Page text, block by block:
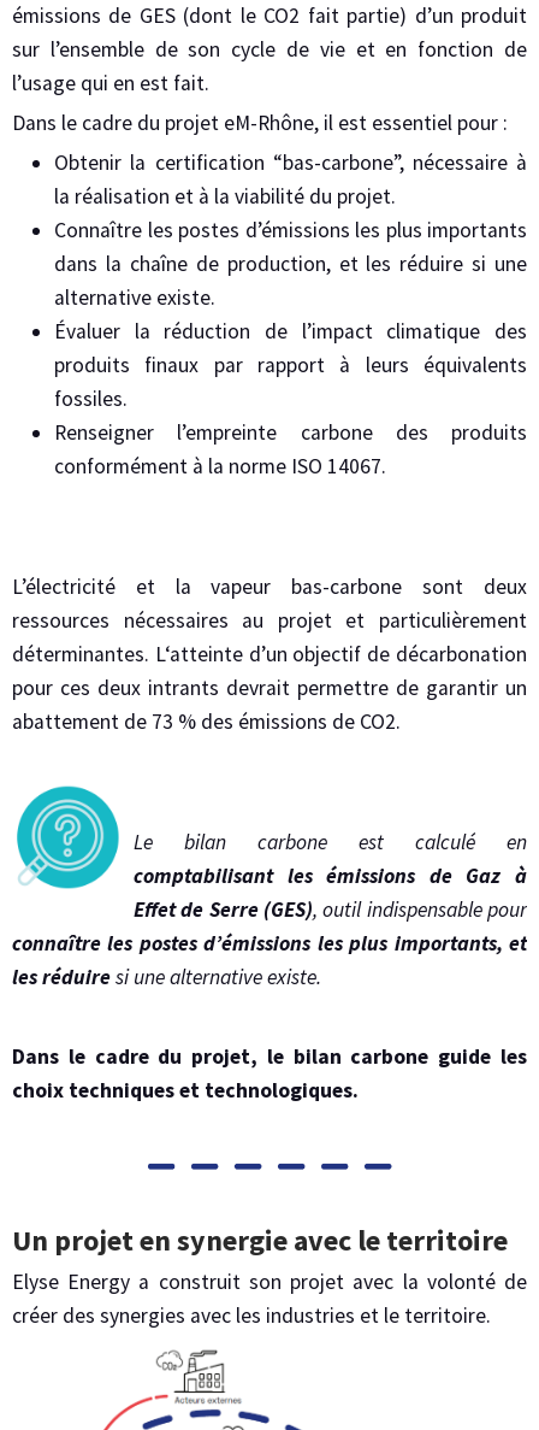
émissions de GES (dont le CO2 fait partie) d’un produit
sur l’ensemble de son cycle de vie et en fonction de
l’usage qui en est fait.
Dans le cadre du projet eM-Rhône, il est essentiel pour :
Obtenir la certification “bas-carbone”, nécessaire à
la réalisation et à la viabilité du projet.
Connaître les postes d’émissions les plus importants
dans la chaîne de production, et les réduire si une
alternative existe.
Évaluer la réduction de l’impact climatique des
produits finaux par rapport à leurs équivalents
fossiles.
Renseigner l’empreinte carbone des produits
conformément à la norme ISO 14067.
L’électricité et la vapeur bas-carbone sont deux
ressources nécessaires au projet et particulièrement
déterminantes. L‘atteinte d’un objectif de décarbonation
pour ces deux intrants devrait permettre de garantir un
abattement de 73 % des émissions de CO2.
Le bilan carbone est calculé en
comptabilisant les émissions de Gaz à
Effet de Serre (GES), outil indispensable pour
connaître les postes d’émissions les plus importants, et
les réduiresi une alternative existe.
Dans le cadre du projet, le bilan carbone guide les
choix techniques et technologiques.
Un projet en synergie avec le territoire
Elyse Energy a construit son projet avec la volonté de
créer des synergies avec les industries et le territoire.